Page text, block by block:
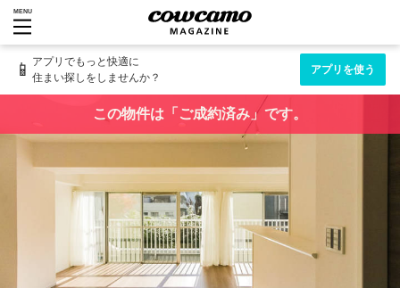
MENU
📱 アプリでもっと快適に
住まい探しをしませんか？
アプリを使う
この物件は「ご成約済み」です。